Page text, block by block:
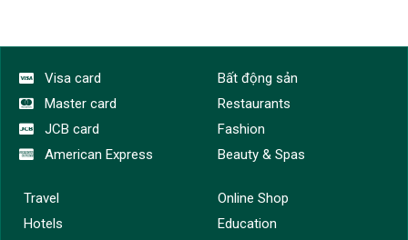
Visa card
Master card
JCB card
American Express
Bất động sản
Restaurants
Fashion
Beauty & Spas
Travel
Hotels
Online Shop
Education